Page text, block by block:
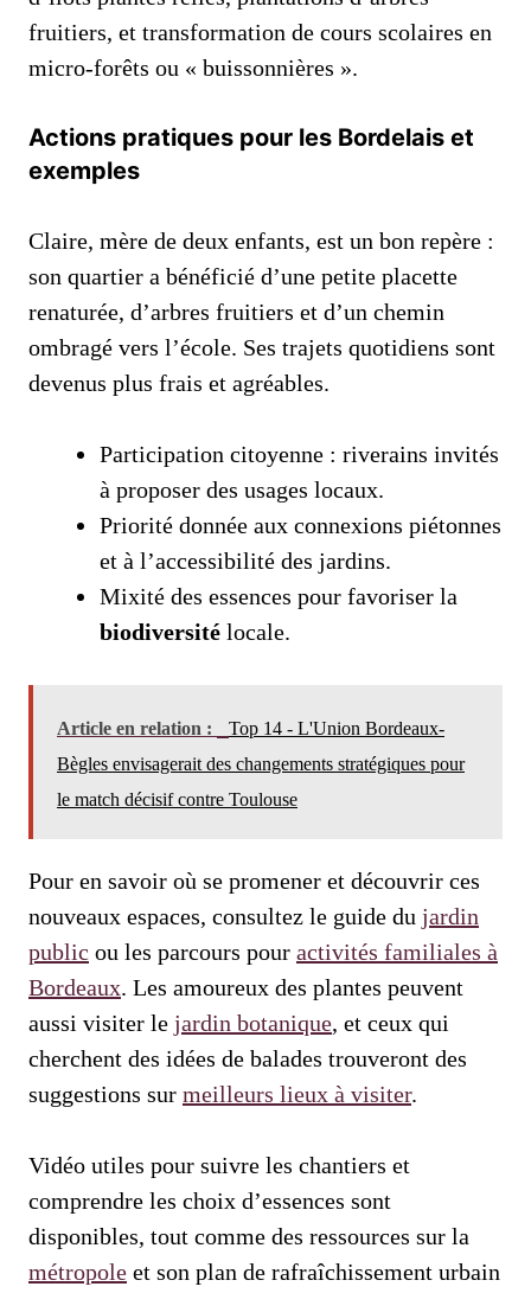
fruitiers, et transformation de cours scolaires en
micro-forêts ou « buissonnières ».
Actions pratiques pour les Bordelais et
exemples
Claire, mère de deux enfants, est un bon repère :
son quartier a bénéficié d’une petite placette
renaturée, d’arbres fruitiers et d’un chemin
ombragé vers l’école. Ses trajets quotidiens sont
devenus plus frais et agréables.
Participation citoyenne : riverains invités
à proposer des usages locaux.
Priorité donnée aux connexions piétonnes
et à l’accessibilité des jardins.
Mixité des essences pour favoriser la
biodiversité locale.
Article en relation :
Top 14 - L'Union Bordeaux-
Bègles envisagerait des changements stratégiques pour
le match décisif contre Toulouse
Pour en savoir où se promener et découvrir ces
nouveaux espaces, consultez le guide du jardin
public ou les parcours pour activités familiales à
Bordeaux. Les amoureux des plantes peuvent
aussi visiter le jardin botanique, et ceux qui
cherchent des idées de balades trouveront des
suggestions sur meilleurs lieux à visiter.
Vidéo utiles pour suivre les chantiers et
comprendre les choix d’essences sont
disponibles, tout comme des ressources sur la
métropole et son plan de rafraîchissement urbain